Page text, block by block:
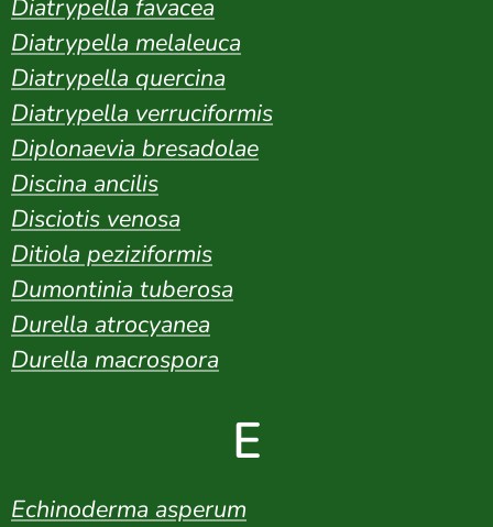
Diatrypella favacea
Diatrypella melaleuca
Diatrypella quercina
Diatrypella verruciformis
Diplonaevia bresadolae
Discina ancilis
Disciotis venosa
Ditiola peziziformis
Dumontinia tuberosa
Durella atrocyanea
Durella macrospora
E
Echinoderma asperum